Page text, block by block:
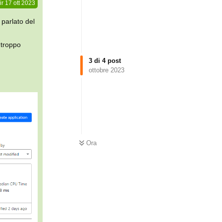
3 di 4post
ottobre 2023
Ora
17 ott 2023
del